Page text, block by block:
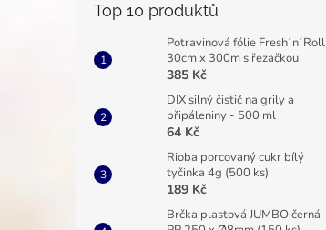
Top 10 produktů
Potravinová fólie Fresh´n´Roll
30cm x 300m s řezačkou
385 Kč
DIX silný čistič na grily a
připáleniny - 500 ml
64 Kč
Rioba porcovaný cukr bílý
tyčinka 4g (500 ks)
189 Kč
Brčka plastová JUMBO černá